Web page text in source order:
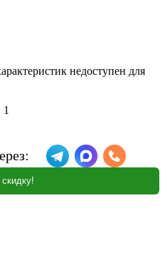
недоступен для
1